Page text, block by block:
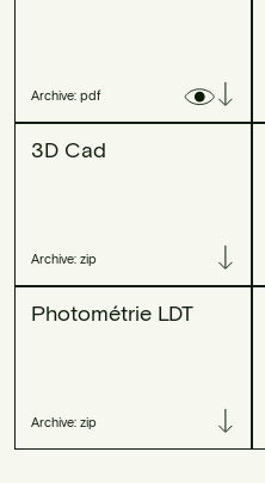
Archive: pdf
3D Cad
Archive: zip
Photométrie LDT
Archive: zip